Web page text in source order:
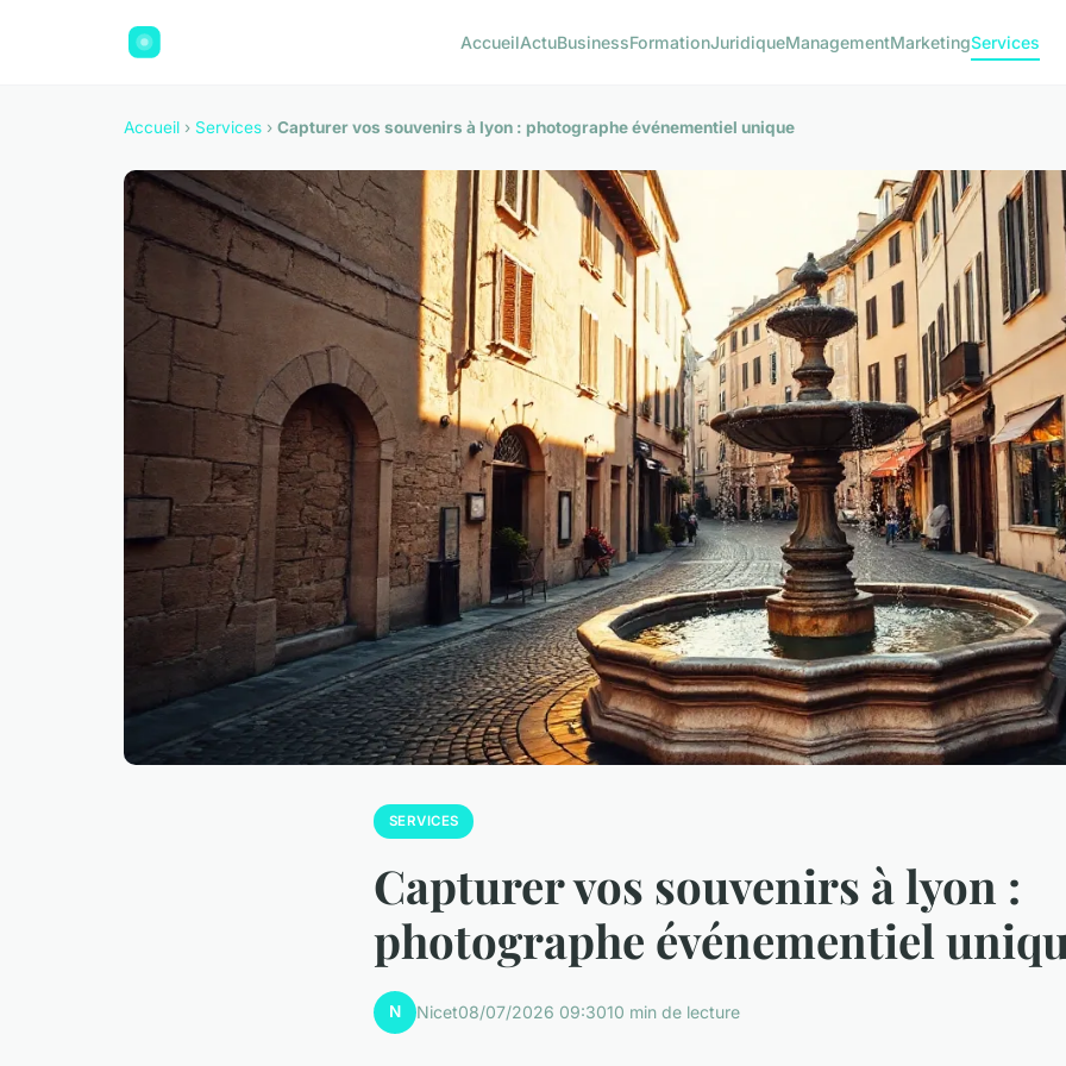
AccueilActuBusinessFormationJuridiqueManagementMarketingServices
Accueil › Services › Capturer vos souvenirs à lyon : photographe événementiel unique
SERVICES
Capturer vos souvenirs à lyon :
photographe événementiel
N Nicet08/07/2026 09:3010 min de lecture